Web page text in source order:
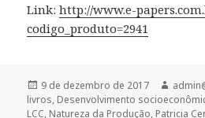
Link:http://www.e-
codigo_produto=2941
Publicado
em
9 de dezembro de 2017 Autor
livros, Desenvolvimento
LCC, Natureza da Produção, Patricia